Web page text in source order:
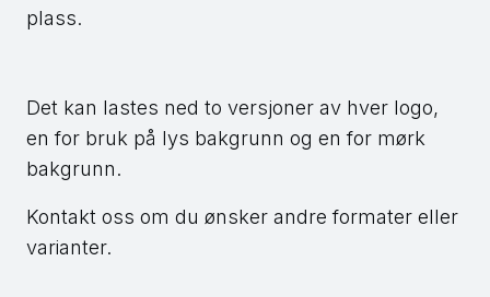
plass.
Det kan lastes ned to versjoner av hver logo,
en for bruk på lys bakgrunn og en for mørk
bakgrunn.
Kontakt oss om du ønsker andre formater eller
varianter.